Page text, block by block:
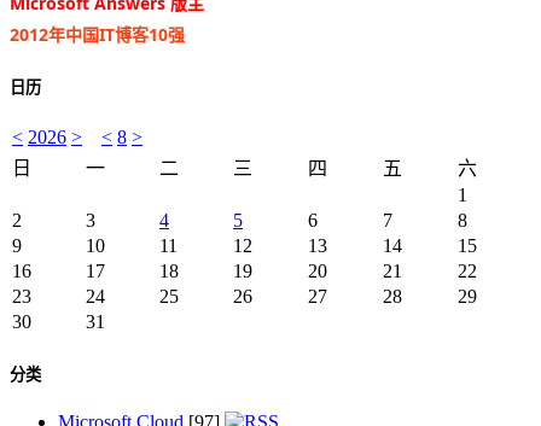
2012年中国IT博客10强
日历
< 2026 > < 8 >
日
一 二 三 四 五
六
1
2
3 4 5 6 7
8
9
10 11 12 13 14
15
16
17 18 19 20 21
22
23
24 25 26 27 28
29
30
31
分类